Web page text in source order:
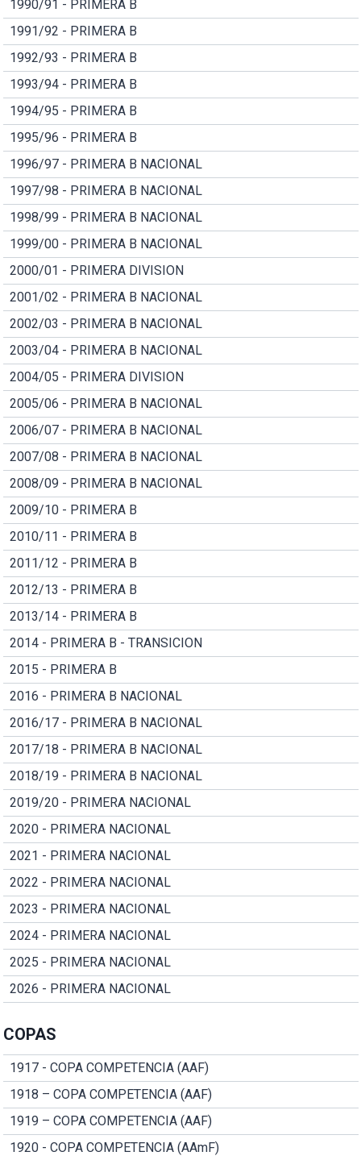
1990/91 - PRIMERA B
1991/92 - PRIMERA B
1992/93 - PRIMERA B
1993/94 - PRIMERA B
1994/95 - PRIMERA B
1995/96 - PRIMERA B
1996/97 - PRIMERA B NACIONAL
1997/98 - PRIMERA B NACIONAL
1998/99 - PRIMERA B NACIONAL
1999/00 - PRIMERA B NACIONAL
2000/01 - PRIMERA DIVISION
2001/02 - PRIMERA B NACIONAL
2002/03 - PRIMERA B NACIONAL
2003/04 - PRIMERA B NACIONAL
2004/05 - PRIMERA DIVISION
2005/06 - PRIMERA B NACIONAL
2006/07 - PRIMERA B NACIONAL
2007/08 - PRIMERA B NACIONAL
2008/09 - PRIMERA B NACIONAL
2009/10 - PRIMERA B
2010/11 - PRIMERA B
2011/12 - PRIMERA B
2012/13 - PRIMERA B
2013/14 - PRIMERA B
2014 - PRIMERA B - TRANSICION
2015 - PRIMERA B
2016 - PRIMERA B NACIONAL
2016/17 - PRIMERA B NACIONAL
2017/18 - PRIMERA B NACIONAL
2018/19 - PRIMERA B NACIONAL
2019/20 - PRIMERA NACIONAL
2020 - PRIMERA NACIONAL
2021 - PRIMERA NACIONAL
2022 - PRIMERA NACIONAL
2023 - PRIMERA NACIONAL
2024 - PRIMERA NACIONAL
2025 - PRIMERA NACIONAL
2026 - PRIMERA NACIONAL
COPAS
1917 - COPA COMPETENCIA (AAF)
1918 – COPA COMPETENCIA (AAF)
1919 – COPA COMPETENCIA (AAF)
1920 - COPA COMPETENCIA (AAmF)